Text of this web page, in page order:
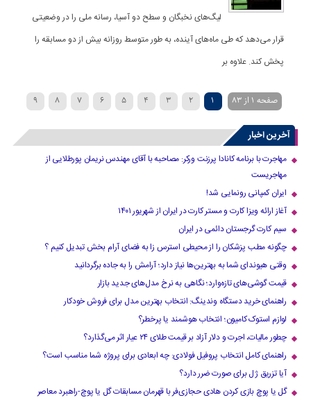
لیگ‌های نخبگان و سطح دو آسیا، رسانه ملی را در وضعیتی
قرار می‌دهد که طی ماه‌های آینده، به طور متوسط روزانه بیش از دو مسابقه را
پخش کند. علاوه بر
صفحه 1 از 83 1
2
3
4
5
6
7
8
9
10
›
20
30
40
...
» آخرین اخبار
مهاجرت با برنامه کانادا پرزنت ورکر: مصاحبه با آقای مهندس نریمان پورطلایی از
مهاجریست
ایران کمپانی رونمایی شد!
آغاز ارائه ویزا کارت و مستر کارت در ایران از شهریور ۱۴۰۱
سیم کارت گرجستان دائمی در ایران
چگونه مطب پزشکان را از محیطی استرس زا به فضای آرام بخش تبدیل کنیم ؟
وقتی هیوندای شما به بهترین‌ها نیاز دارد؛ آرامش را به جاده برگردانید
قیمت گوشی‌های تازه‌وارد؛ نگاهی به نرخ مدل‌های جدید بازار
راهنمای خرید دستگاه وندینگ: انتخاب بهترین مدل برای فروش خودکار
لوازم استوک کامیون؛ انتخاب هوشمند یا پرخطر؟
چطور مالیات، اجرت و دلار آزاد بر قیمت طلای ۲۴ عیار اثر می‌گذارد؟
راهنمای کامل انتخاب پروفیل فولادی: چه ابعادی برای پروژه شما مناسب است؟
آیا تزریق ژل برای صورت ضرر دارد​؟
گل یا پوچ بازی کردن هادی حجازی‌فر با قهرمان مسابقات گل یا پوچ-راهبرد معاصر